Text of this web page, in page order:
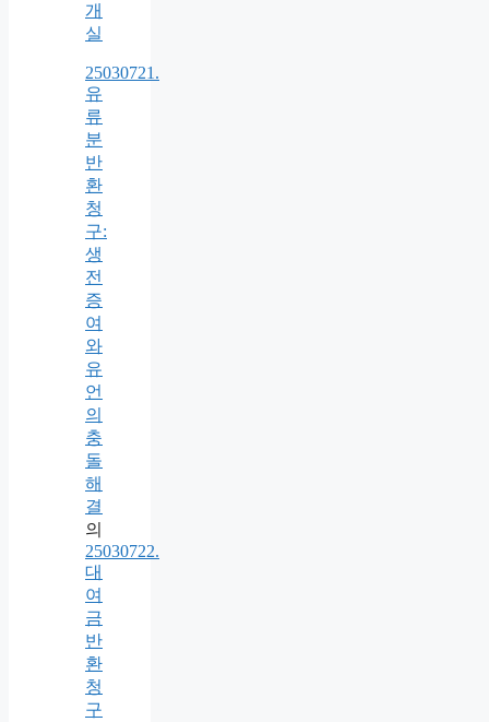
개
실
25030721.
유
류
분
반
환
청
구:
생
전
증
여
와
유
언
의
충
돌
해
결
의
25030722.
대
여
금
반
환
청
구